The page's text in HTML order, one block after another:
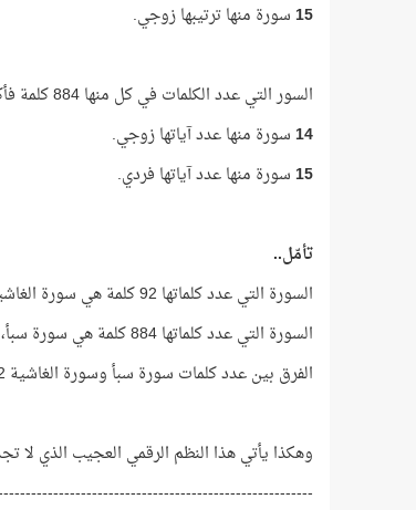
15سورة منها ترتيبها زوجي.
السور التي عدد الكلمات في كل منها 884 كلمة فأكثر:
14سورة منها عدد آياتها زوجي.
15سورة منها عدد آياتها فردي.
تأمّل..
السورة التي عدد كلماتها 92 كلمة هي سورة الغاشية، وترتيبها في المصحف رقم 88
السورة التي عدد كلماتها 884 كلمة هي سورة سبأ، ومجموع ترتيبها وعدد آياتها = 88
الفرق بين عدد كلمات سورة سبأ وسورة الغاشية 792 كلمة، وهذا العدد = 88 × 9
وهكذا يأتي هذا النظم الرقمي العجيب الذي لا